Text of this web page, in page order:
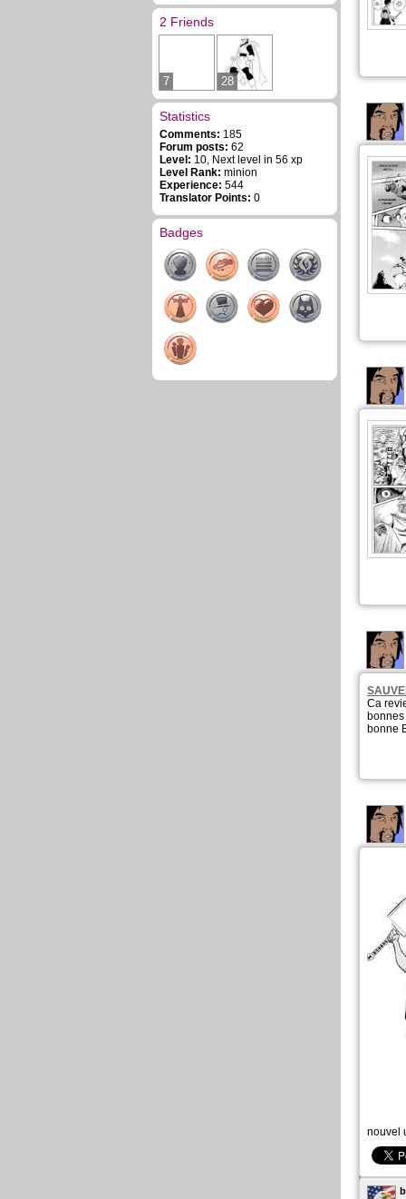
2 Friends
7 28
Statistics
Comments: 185
Forum posts: 62
Level: 10, Next level in 56 xp
Level Rank: minion
Experience: 544
Translator Points: 0
Badges
Ca
bonne
nouvel